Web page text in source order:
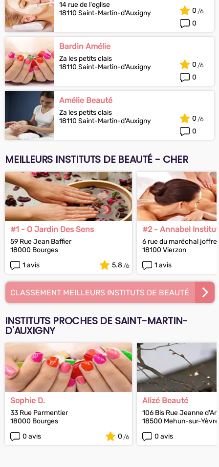
14 rue de l'eglise
18110 Saint-Martin-d'Auxigny
0
0
Bardin Amélie
Za les petits clais
18110 Saint-Martin-d'Auxigny
0
0
Amélie Beauté
Za les petits clais
18110 Saint-Martin-d'Auxigny
0
0
MEILLEURS INSTITUTS DE BEAUTÉ - CHER
#1 - O Jardin Des Sens
59 Rue Jean Baffier
18000 Bourges
1 avis
5.8
#2 - Annabel Institut
6 rue du maréchal joffre
18100 Vierzon
1 avis
CLASSEMENT MEILLEURS INSTITUTS DE BEAUTÉ
INSTITUTS PROCHES DE SAINT-MARTIN-
D'AUXIGNY
Sophie D.
33 Rue Parmentier
18000 Bourges
0 avis
0
Alizé Beauté
106 Bis Rue Jeanne
18500 Mehun-sur-Yèvre
0 avis